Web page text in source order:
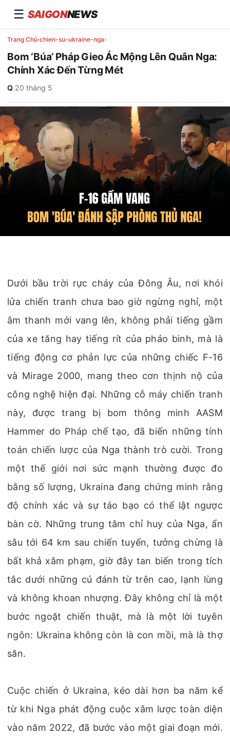
☰ SAIGONNEWS
Trang Chủ›chien-su-ukraine-nga›
Bom ‘Búa’ Pháp Gieo Ác Mộng Lên Quân Nga:
Chính Xác Đến Từng Mét
Q·20 tháng 5
Dưới bầu trời rực cháy của Đông Âu, nơi khói
lửa chiến tranh chưa bao giờ ngừng nghỉ, một
âm thanh mới vang lên, không phải tiếng gầm
của xe tăng hay tiếng rít của pháo binh, mà là
tiếng động cơ phản lực của những chiếc F-16
và Mirage 2000, mang theo cơn thịnh nộ của
công nghệ hiện đại. Những cỗ máy chiến tranh
này, được trang bị bom thông minh AASM
Hammer do Pháp chế tạo, đã biến những tính
toán chiến lược của Nga thành trò cười. Trong
một thế giới nơi sức mạnh thường được đo
bằng số lượng, Ukraina đang chứng minh rằng
độ chính xác và sự táo bạo có thể lật ngược
bàn cờ. Những trung tâm chỉ huy của Nga, ẩn
sâu tới 64 km sau chiến tuyến, tưởng chừng là
bất khả xâm phạm, giờ đây tan biến trong tích
tắc dưới những cú đánh từ trên cao, lạnh lùng
và không khoan nhượng. Đây không chỉ là một
bước ngoặt chiến thuật, mà là một lời tuyên
ngôn: Ukraina không còn là con mồi, mà là thợ
săn.
Cuộc chiến ở Ukraina, kéo dài hơn ba năm kể
từ khi Nga phát động cuộc xâm lược toàn diện
vào năm 2022, đã bước vào một giai đoạn mới.